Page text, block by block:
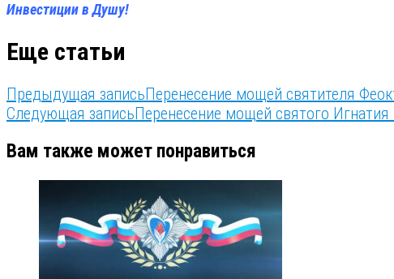
Инвестиции в Душу!
Еще статьи
Предыдущая записьПеренесение мощей святителя
Следующая записьПеренесение мощей святого Игнатия
Вам также может понравиться